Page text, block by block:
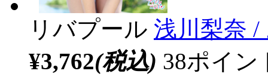
リバプール 浅川梨奈
¥3,762(税込) 38ポイ